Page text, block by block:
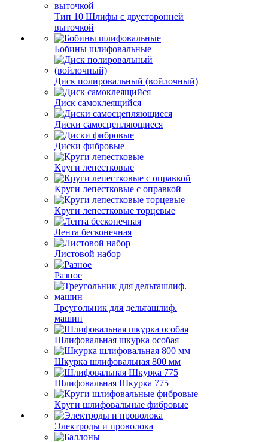
Тип 10 Шлифы с двусторонней
выточкой
Бобины шлифовальные
Диск полировальный (войлочный)
Диск самоклеящийся
Диски самосцепляющиеся
Диски фибровые
Круги лепестковые
Круги лепестковые с оправкой
Круги лепестковые торцевые
Лента бесконечная
Листовой набор
Разное
Треугольник для дельташлиф.
машин
Шлифовальная шкурка особая
Шкурка шлифовальная 800 мм
Шлифовальная Шкурка 775
Круги шлифовальные фибровые
Электроды и проволока